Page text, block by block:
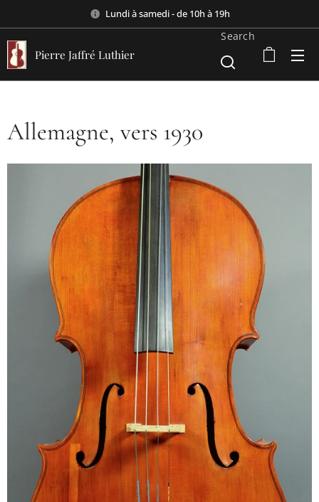
Lundi à samedi - de 10h à 19h
Pierre Jaffré Luthier
Search
Allemagne, vers 1930